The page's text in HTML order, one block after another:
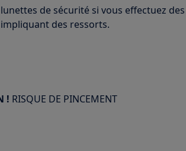
de sécurité si vous effectuez
des ressorts.
! RISQUE DE PINCEMENT